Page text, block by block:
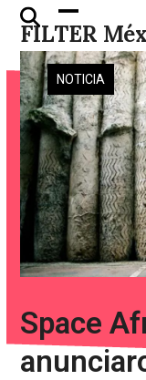
Skip
content
FILTER
Open
mobile
menu
Close
mobile
menu
NOTICIA
Space